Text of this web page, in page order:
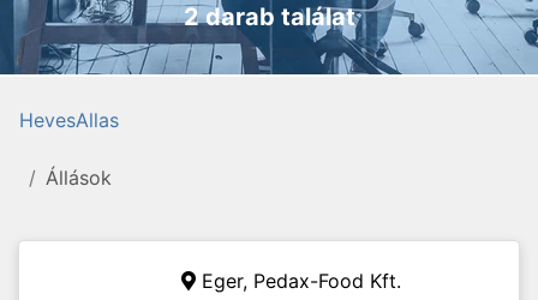
2 darab találat
HevesAllas
Állások
Eger, Pedax-Food Kft.